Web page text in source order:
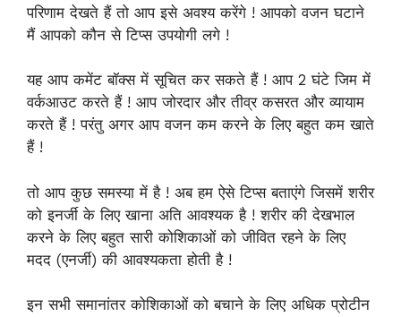
परिणाम देखते हैं तो आप इसे अवश्य करेंगे ! आपको वजन घटाने
मैं आपको कौन से टिप्स उपयोगी लगे !
यह आप कमेंट बॉक्स में सूचित कर सकते हैं ! आप 2 घंटे जिम में
वर्कआउट करते हैं ! आप जोरदार और तीव्र कसरत और व्यायाम
करते हैं ! परंतु अगर आप वजन कम करने के लिए बहुत कम खाते
हैं !
तो आप कुछ समस्या में है ! अब हम ऐसे टिप्स बताएंगे जिसमें शरीर
को इनर्जी के लिए खाना अति आवश्यक है ! शरीर की देखभाल
करने के लिए बहुत सारी कोशिकाओं को जीवित रहने के लिए
मदद (एनर्जी) की आवश्यकता होती है !
इन सभी समानांतर कोशिकाओं को बचाने के लिए अधिक प्रोटीन